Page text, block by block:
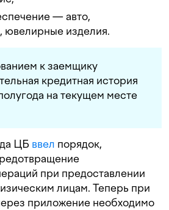
— авто,
, ювелирные изделия.
кзаемщику
кредитная история
на текущем месте
ЦБ ввел порядок,
при предоставлении
лицам. Теперь при
приложение необходимо